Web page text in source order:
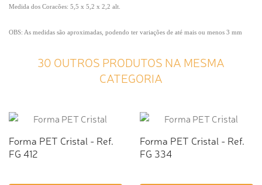
Medida dos Coracões: 5,5 x 5,2 x 2,2 alt.
OBS: As medidas são aproximadas, podendo ter variações de até mais ou menos 3 mm
30 OUTROS PRODUTOS NA MESMA
CATEGORIA
Forma PET Cristal - Ref.
FG 412
Forma PET Cristal - Ref.
FG 334